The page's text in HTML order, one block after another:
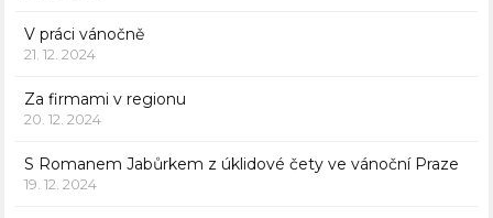
V práci vánočně
21. 12. 2024
Za firmami v regionu
20. 12. 2024
S Romanem Jabůrkem z úklidové čety ve vánoční Praze
19. 12. 2024